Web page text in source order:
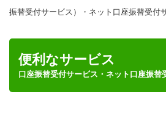
振替受付サービス）・ネット口座振替受付
便利なサービス
口座振替受付サービス・ネット口座振替